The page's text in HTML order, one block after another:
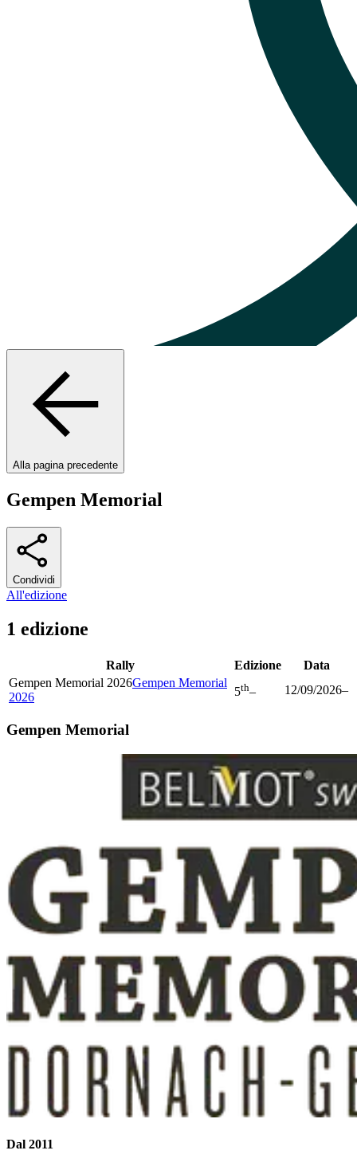
Alla pagina precedente
Gempen Memorial
Condividi
All'edizione
1 edizione
Rally Edizione
Data
Gempen Memorial 2026Gempen Memorial
2026
5th– 12/09/2026–
Gempen Memorial
Dal 2011